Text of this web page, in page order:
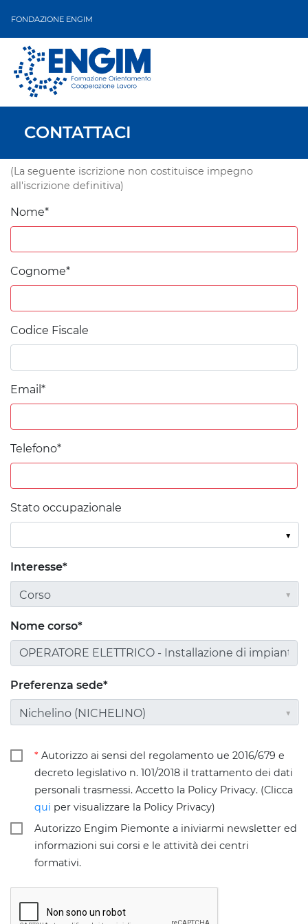
FONDAZIONE ENGIM
CONTATTACI
(La seguente iscrizione non costituisce impegno
all'iscrizione definitiva)
Nome*
Cognome*
Codice Fiscale
Email*
Telefono*
Stato occupazionale
Interesse*
Corso
Nome corso*
Preferenza sede*
Nichelino (NICHELINO)
* Autorizzo ai sensi del regolamento ue 2016/679 e
decreto legislativo n. 101/2018 il trattamento dei dati
personali trasmessi. Accetto la Policy Privacy. (Clicca
qui per visualizzare la Policy Privacy)
Autorizzo Engim Piemonte a iniviarmi newsletter ed
informazioni sui corsi e le attività dei centri
formativi.